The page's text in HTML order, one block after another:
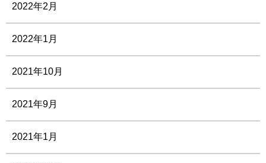
2022年2月
2022年1月
2021年10月
2021年9月
2021年1月